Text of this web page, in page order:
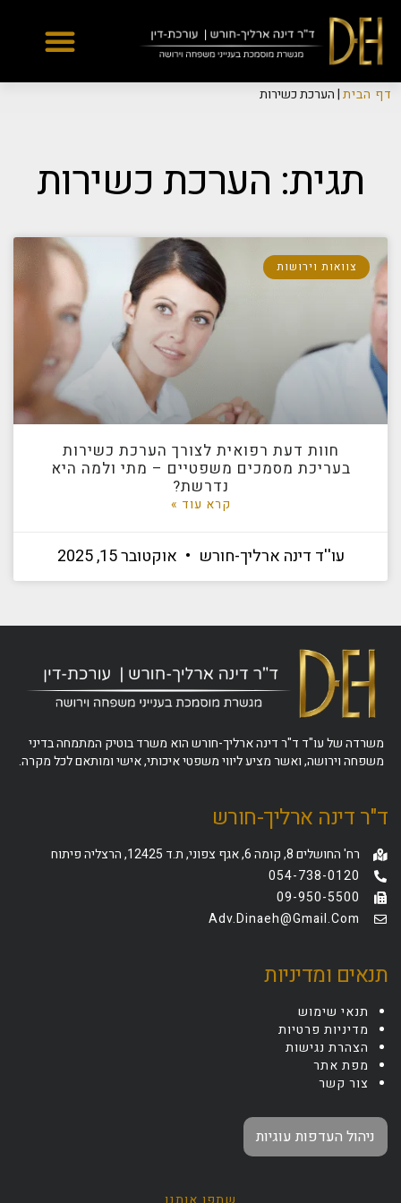
Yes
...
דף הבית|הערכת כשירות
תגית: הערכת כשירות
צוואות וירושות
חוות דעת רפואית לצורך הערכת כשירות
בעריכת מסמכים משפטיים – מתי ולמה היא
נדרשת?
קרא עוד »
עו''ד דינה ארליך-חורש אוקטובר 15, 2025
משרדה של עו"ד ד"ר דינה ארליך-חורש הוא משרד בוטיק המתמחה בדיני
משפחה וירושה, ואשר מציע ליווי משפטי איכותי, אישי ומותאם לכל מקרה.
ד"ר דינה ארליך-חורש
רח' החושלים 8, קומה 6, אגף צפוני, ת.ד 12425, הרצליה פיתוח
054-738-0120
09-950-5500
Adv.dinaeh@gmail.com
תנאים ומדיניות
תנאי שימוש
מדיניות פרטיות
הצהרת נגישות
מפת אתר
צור קשר
ניהול העדפות עוגיות